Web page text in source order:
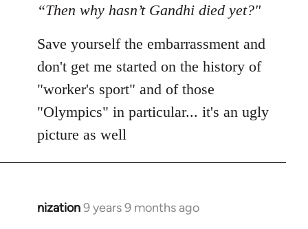
“Then why hasn’t Gandhi died yet?"
Save yourself the embarrassment and
don't get me started on the history of
"worker's sport" and of those
"Olympics" in particular... it's an ugly
picture as well
nization9 years 9 months ago
In